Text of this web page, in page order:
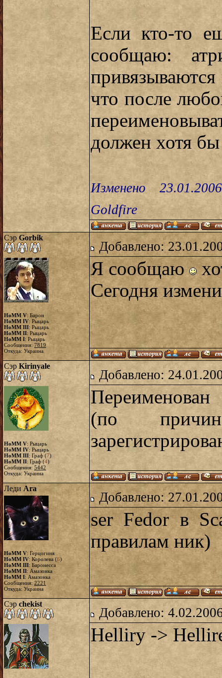
Если кто-то
сообщаю:
привязываются
что после
должен хотя бы
Изменено
Goldfire
Сэр Gorbik
HoMM V: Барон
HoMM IV: Рыцарь
HoMM III: Рыцарь
HoMM II: Рыцарь
HoMM I: Рыцарь
Сообщения: 7819
Откуда: Украина
Добавлено:
Я сообщаю
Сегодня
Сэр Kirinyale
HoMM V: Рыцарь
HoMM IV: Рыцарь
HoMM III: Граф (7)
HoMM II: Граф (4)
Сообщения: 5442
Откуда: Украина
Добавлено:
(по
Леди Ara
HoMM V: Герцогиня
HoMM IV: Королева (6)
HoMM III: Баронесса
HoMM II: Амазонка
HoMM I: Амазонка
Сообщения:2221
Откуда: Украина
Добавлено:
ser Fedor в
правилам ник)
Сэр chekist
Добавлено:
Helliry ->